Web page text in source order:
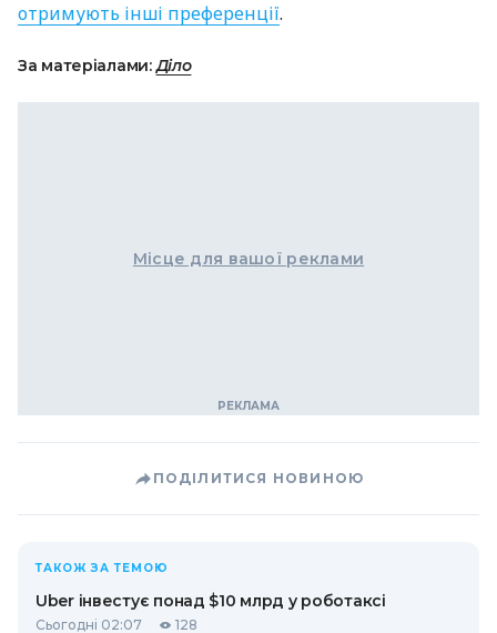
отримують інші преференції.
За матеріалами:Діло
Місце для вашої реклами
ПОДІЛИТИСЯ НОВИНОЮ
ТАКОЖ ЗА ТЕМОЮ
Uber інвестує понад $10 млрд у роботаксі
Сьогодні 02:07 128